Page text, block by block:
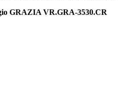
GRAZIA VR.GRA-3530.CR